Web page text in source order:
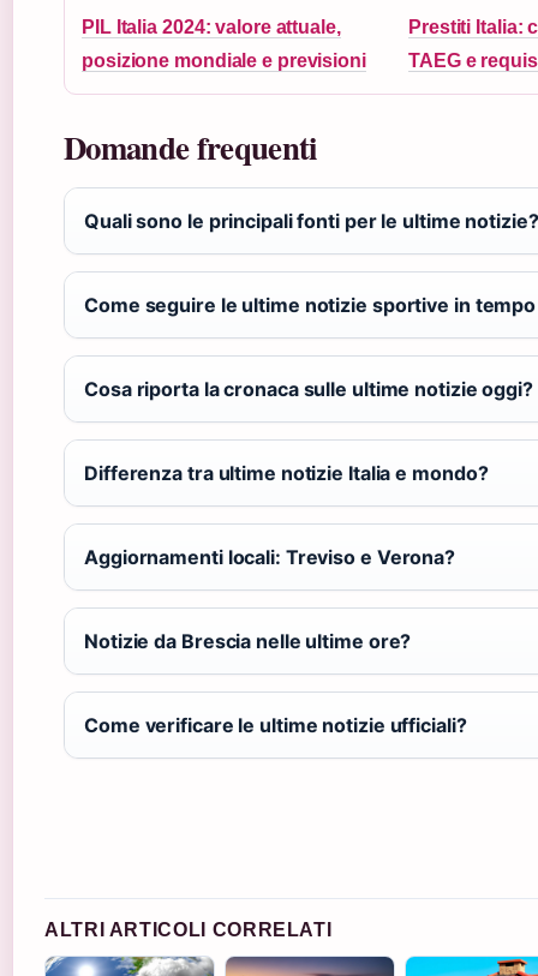
PIL Italia 2024: valore attuale,
posizione mondiale e previsioni
Prestiti Italia:
TAEG e
Domande frequenti
Quali sono le principali fonti per le ultime notizie?
Come seguire le ultime notizie sportive in
Cosa riporta la cronaca sulle ultime notizie oggi?
Differenza tra ultime notizie Italia e mondo?
Aggiornamenti locali: Treviso e Verona?
Notizie da Brescia nelle ultime ore?
Come verificare le ultime notizie ufficiali?
ALTRI ARTICOLI CORRELATI